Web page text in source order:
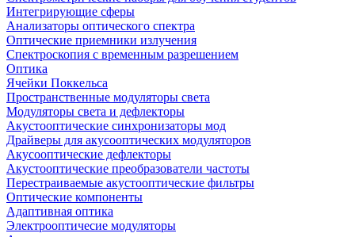
Интегрирующие сферы
Анализаторы оптического спектра
Оптические приемники излучения
Спектроскопия с временным разрешением
Оптика
Ячейки Поккельса
Пространственные модуляторы света
Модуляторы света и дефлекторы
Акустооптические синхронизаторы мод
Драйверы для акусооптических модуляторов
Акусооптические дефлекторы
Акустооптические преобразователи частоты
Перестраиваемые акустооптические фильтры
Оптические компоненты
Адаптивная оптика
Электрооптичесие модуляторы